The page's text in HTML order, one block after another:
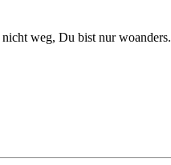
weg, Du bist nur woanders.